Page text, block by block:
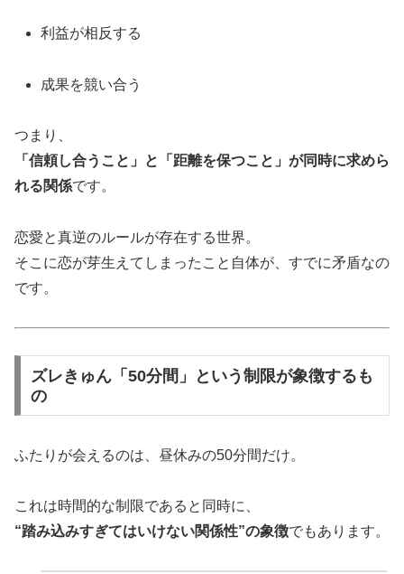
利益が相反する
成果を競い合う
つまり、
「信頼し合うこと」と「距離を保つこと」が同時に求めら
れる関係です。
恋愛と真逆のルールが存在する世界。
そこに恋が芽生えてしまったこと自体が、すでに矛盾なの
です。
ズレきゅん「50分間」という制限が象徴するも
の
ふたりが会えるのは、昼休みの50分間だけ。
これは時間的な制限であると同時に、
“踏み込みすぎてはいけない関係性”の象徴でもあります。